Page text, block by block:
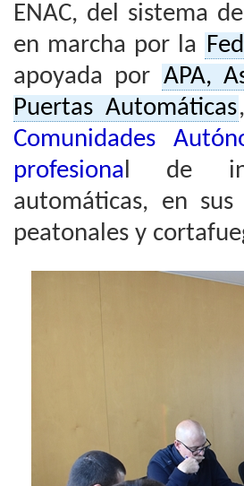
ENAC, del sistema
en marcha por la
apoyada por APA,
Puertas Automáticas
Comunidades
profesional de
automáticas, en
peatonales y